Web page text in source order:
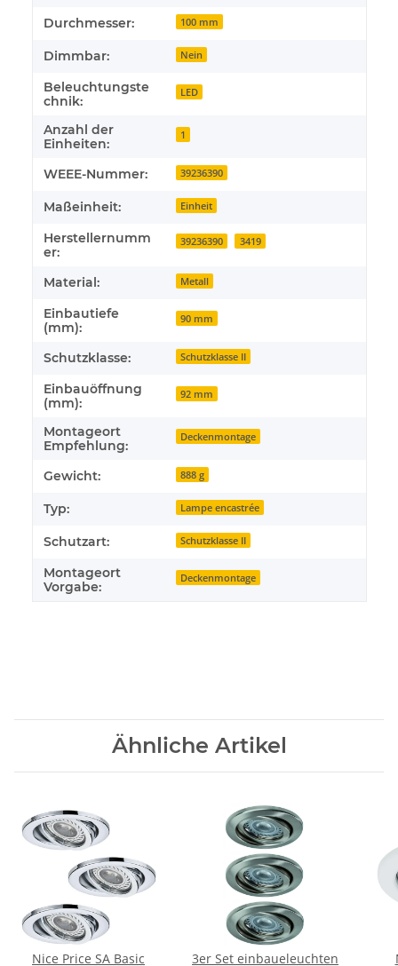
Durchmesser: 100 mm
Dimmbar: Nein
Beleuchtungste
chnik:
LED
Anzahl der
Einheiten:
1
WEEE-Nummer: 39236390
Maßeinheit: Einheit
Herstellernumm
er:
39236390 3419
Material: Metall
Einbautiefe
(mm):
90 mm
Schutzklasse: Schutzklasse II
Einbauöffnung
(mm):
92 mm
Montageort
Empfehlung:
Deckenmontage
Gewicht: 888 g
Typ: Lampe encastrée
Schutzart: Schutzklasse II
Montageort
Vorgabe:
Deckenmontage
Ähnliche Artikel
Nice Price SA Basic
3er Set einbaueleuchten